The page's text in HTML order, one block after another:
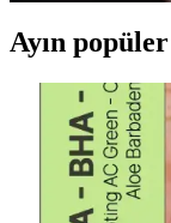
Ayın